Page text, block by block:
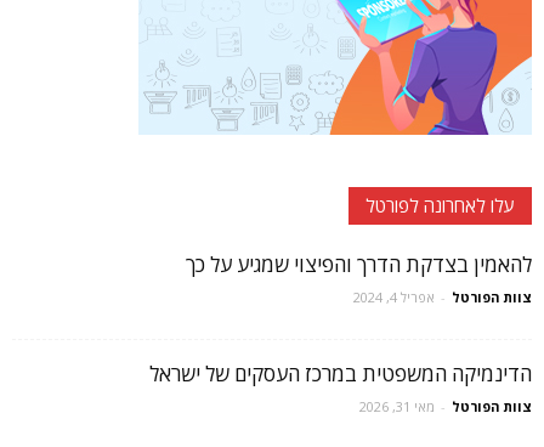
עלו לאחרונה לפורטל
להאמין בצדקת הדרך והפיצוי שמגיע על כך
צוות הפורטל - אפריל 4, 2024
הדינמיקה המשפטית במרכז העסקים של ישראל
צוות הפורטל - מאי 31, 2026